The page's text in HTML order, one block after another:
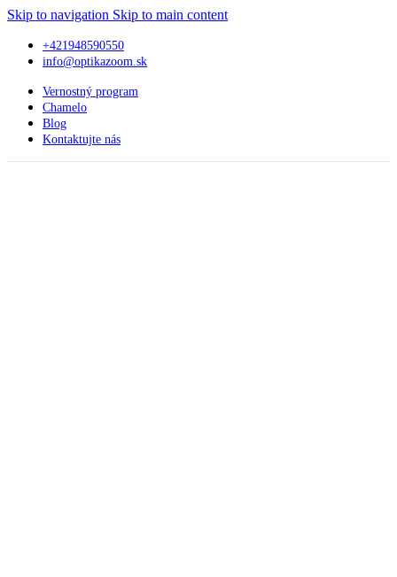
Skip to navigation Skip to main content
+421948590550
info@optikazoom.sk
Vernostný program
Chamelo
Blog
Kontaktujte nás